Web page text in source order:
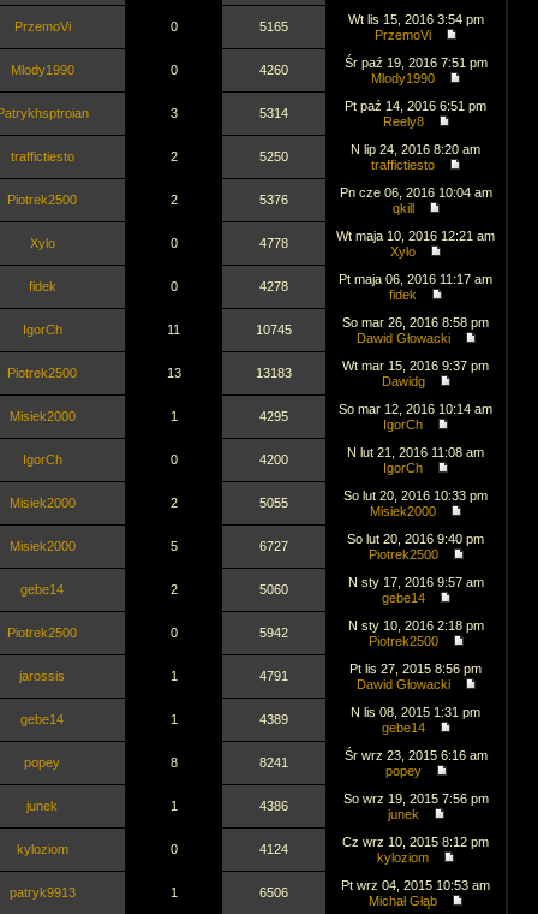
PrzemoVi 0 5165
Wt lis 15, 2016 3:54 pm
PrzemoVi
Mlody1990 0 4260
Śr paź 19, 2016 7:51 pm
Mlody1990
3 5314
Pt paź 14, 2016 6:51 pm
Reely8
traffictiesto 2 5250
N lip 24, 2016 8:20 am
traffictiesto
Piotrek2500 2 5376
Pn cze 06, 2016 10:04 am
qkill
Xylo 0 4778
Wt maja 10, 2016 12:21 am
Xylo
fidek 0 4278
Pt maja 06, 2016 11:17 am
fidek
IgorCh 11 10745
So mar 26, 2016 8:58 pm
Dawid Głowacki
Piotrek2500 13 13183
Wt mar 15, 2016 9:37 pm
Dawidg
Misiek2000 1 4295
So mar 12, 2016 10:14 am
IgorCh
IgorCh 0 4200
N lut 21, 2016 11:08 am
IgorCh
Misiek2000 2 5055
So lut 20, 2016 10:33 pm
Misiek2000
Misiek2000 5 6727
So lut 20, 2016 9:40 pm
Piotrek2500
gebe14 2 5060
N sty 17, 2016 9:57 am
gebe14
Piotrek2500 0 5942
N sty 10, 2016 2:18 pm
Piotrek2500
jarossis 1 4791
Pt lis 27, 2015 8:56 pm
Dawid Głowacki
gebe14 1 4389
N lis 08, 2015 1:31 pm
gebe14
popey 8 8241
Śr wrz 23, 2015 6:16 am
popey
junek 1 4386
So wrz 19, 2015 7:56 pm
junek
kyloziom 0 4124
Cz wrz 10, 2015 8:12 pm
kyloziom
patryk9913 1 6506
Pt wrz 04, 2015 10:53 am
Michał Głąb